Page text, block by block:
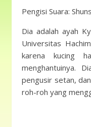
Pengisi Suara:
Dia adalah ayah
Universitas
karena kucing
menghantuinya.
pengusir setan,
roh-roh yang